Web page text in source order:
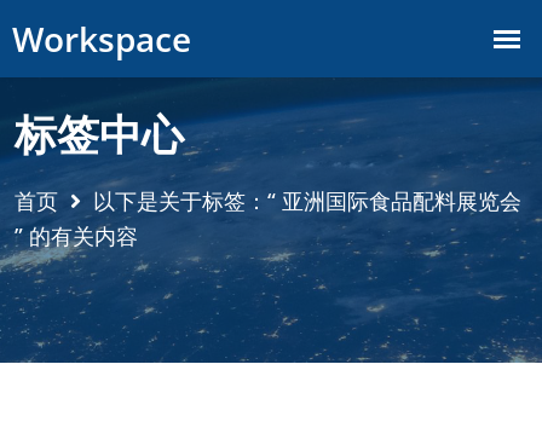
标签中心
首页
以下是关于标签：“ 亚洲国际食品配料展览会
” 的有关内容